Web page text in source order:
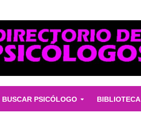
BUSCAR PSICÓLOGO BIBLIOTECA